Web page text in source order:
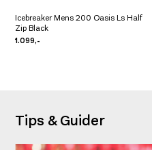
Icebreaker Mens 200 Oasis Ls Half
Zip Black
1.099,-
Tips & Guider